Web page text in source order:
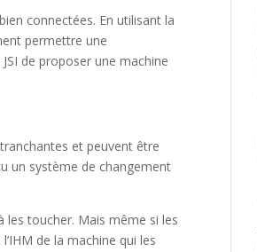
connectées. En utilisant la
permettre une
de proposer une machine
et peuvent être
un système de changement
les toucher. Mais même si les
de la machine qui les